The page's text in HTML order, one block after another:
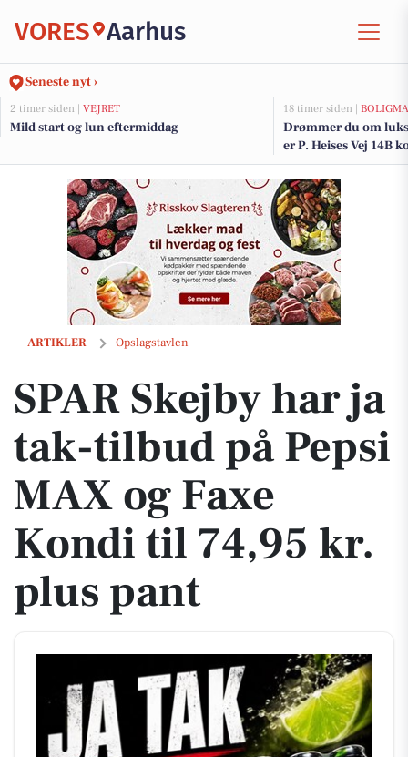
VORES Aarhus
Seneste nyt ›
2 timer siden | VEJRET
Mild start og lun eftermiddag
18 timer siden |
Drømmer du om
er P. Heises Vej 14B
og de dyreste boliger
ARTIKLER Opslagstavlen
SPAR Skejby har ja tak-tilbud på Pepsi MAX og Faxe Kondi til 74,95
SPAR Skejby har ja
tak-tilbud på Pepsi
MAX og Faxe
Kondi til 74,95 kr.
plus pant